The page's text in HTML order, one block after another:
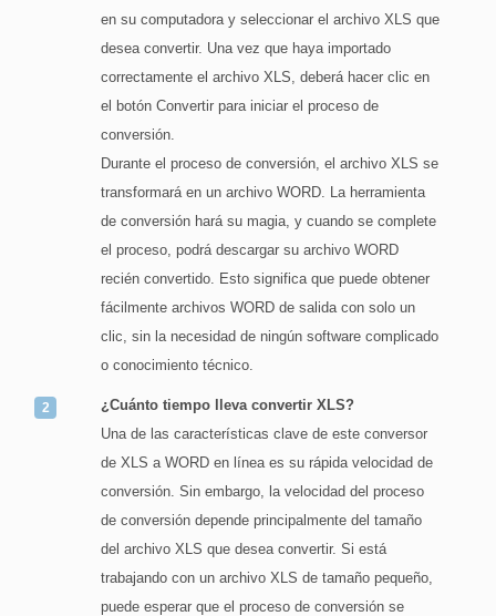
en su computadora y seleccionar el archivo XLS que
desea convertir. Una vez que haya importado
correctamente el archivo XLS, deberá hacer clic en
el botón Convertir para iniciar el proceso de
conversión.
Durante el proceso de conversión, el archivo XLS se
transformará en un archivo WORD. La herramienta
de conversión hará su magia, y cuando se complete
el proceso, podrá descargar su archivo WORD
recién convertido. Esto significa que puede obtener
fácilmente archivos WORD de salida con solo un
clic, sin la necesidad de ningún software complicado
o conocimiento técnico.
¿Cuánto tiempo lleva convertir XLS?
Una de las características clave de este conversor
de XLS a WORD en línea es su rápida velocidad de
conversión. Sin embargo, la velocidad del proceso
de conversión depende principalmente del tamaño
del archivo XLS que desea convertir. Si está
trabajando con un archivo XLS de tamaño pequeño,
puede esperar que el proceso de conversión se